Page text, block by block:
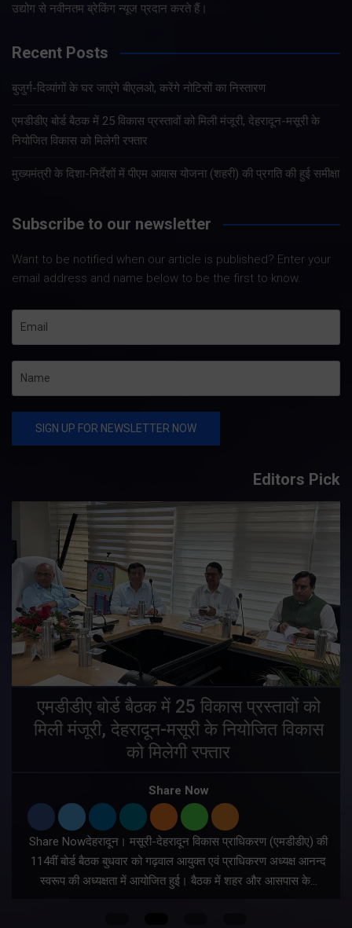
उद्योग से नवीनतम ब्रेकिंग न्यूज प्रदान करते हैं।
Recent Posts
बुजुर्ग-दिव्यांगों के घर जाएंगे बीएलओ, करेंगे नोटिसों का निस्तारण
एमडीडीए बोर्ड बैठक में 25 विकास प्रस्तावों को मिली मंजूरी, देहरादून-मसूरी के
नियोजित विकास को मिलेगी रफ्तार
मुख्यमंत्री के दिशा-निर्देशों में पीएम आवास योजना (शहरी) की प्रगति की हुई समीक्षा
Subscribe to our newsletter
Want to be notified when our article is published? Enter your
email address and name below to be the first to know.
Editors Pick
एमडीडीए बोर्ड बैठक में 25 विकास प्रस्तावों को
मिली मंजूरी, देहरादून-मसूरी के नियोजित विकास
को मिलेगी रफ्तार
Share Now
Share Nowदेहरादून। मसूरी-देहरादून विकास प्राधिकरण (एमडीडीए) की
114वीं बोर्ड बैठक बुधवार को गढ़वाल आयुक्त एवं प्राधिकरण अध्यक्ष आनन्द
स्वरूप की अध्यक्षता में आयोजित हुई। बैठक में शहर और आसपास के…